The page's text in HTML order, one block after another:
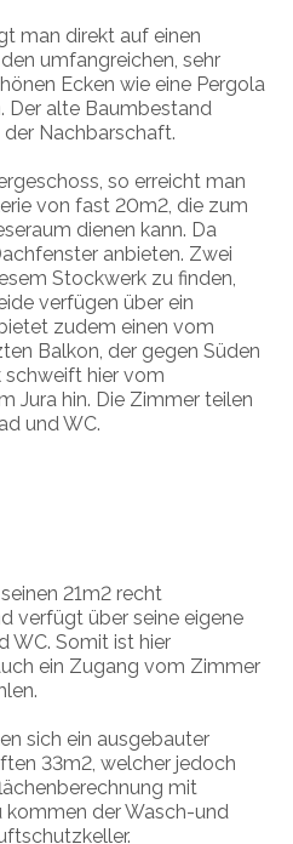
man direkt auf einen
umfangreichen, sehr
Ecken wie eine Pergola
Der alte Baumbestand
Nachbarschaft.
so erreicht man
von fast 20m2, die zum
dienen kann. Da
anbieten. Zwei
Stockwerk zu finden,
verfügen über ein
zudem einen vom
Balkon, der gegen Süden
schweift hier vom
Jura hin. Die Zimmer teilen
und WC.
21m2 recht
verfügt über seine eigene
WC. Somit ist hier
ein Zugang vom Zimmer
sich ein ausgebauter
33m2, welcher jedoch
mit
kommen der Wasch-und